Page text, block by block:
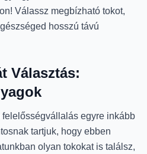
Válassz megbízható tokot,
hosszú távú
Választás:
egyre inkább
tartjuk, hogy ebben
olyan tokokat is találsz,